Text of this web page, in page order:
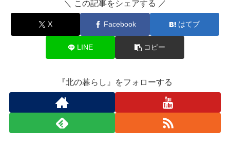
＼ この記事をシェアする ／
X Facebook はてブ
LINE コピー
『北の暮らし』をフォローする